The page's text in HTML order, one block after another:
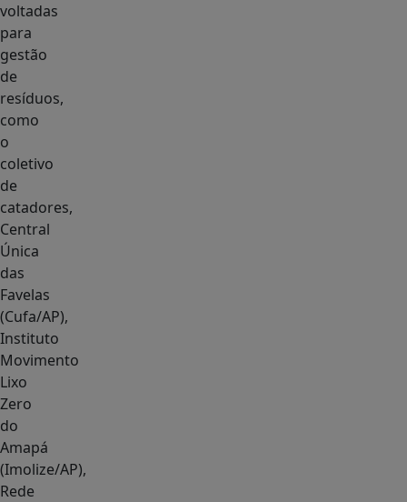
voltadas
para
gestão
de
resíduos,
como
o
coletivo
de
catadores,
Central
Única
das
Favelas
(Cufa/AP),
Instituto
Movimento
Lixo
Zero
do
Amapá
(Imolize/AP),
Rede